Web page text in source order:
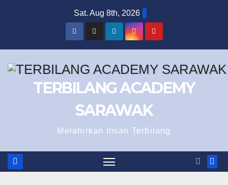
Sat. Aug 8th, 2026
TERBILANG ACADEMY
SARAWAK
Melahirkan Insan Terbilang